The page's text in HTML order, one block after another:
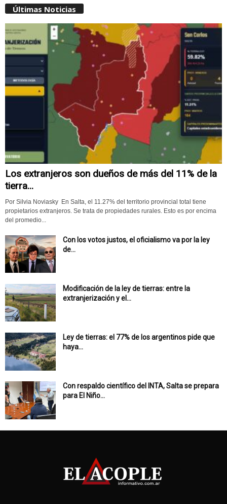
Últimas Noticias
Los extranjeros son dueños de más del 11% de la
tierra...
Por Silvia Noviasky En Salta, el 11.27% del territorio provincial total tiene
propietarios extranjeros. Se trata de propiedades rurales. Esto es por encima
del promedio...
Con los votos justos, el oficialismo va por la ley
de...
Modificación de la ley de tierras: entre la
extranjerización y el...
Ley de tierras: el 77% de los argentinos pide que
haya...
Con respaldo científico del INTA, Salta se prepara
para El Niño...